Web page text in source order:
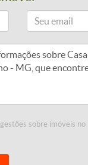
sobre imóveis